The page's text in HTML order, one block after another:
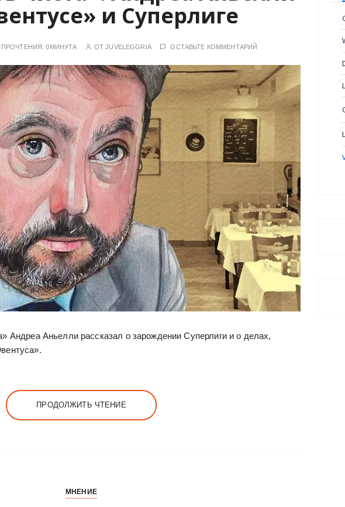
и Суперлиге
ПРОЧТЕНИЯ:0МИНУТА ОТJUVELEGGRIA ОСТАВЬТЕ КОММЕНТАРИЙ
Андреа Аньелли рассказал о зарождении Суперлиги и о делах,
ПРОДОЛЖИТЬ ЧТЕНИЕ
МНЕНИЕ